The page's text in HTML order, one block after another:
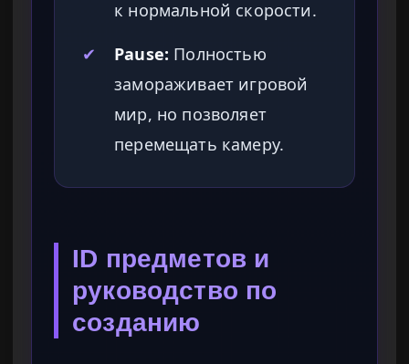
к нормальной скорости.
✔
Pause: Полностью
замораживает игровой
мир, но позволяет
перемещать камеру.
ID предметов и
руководство по
созданию